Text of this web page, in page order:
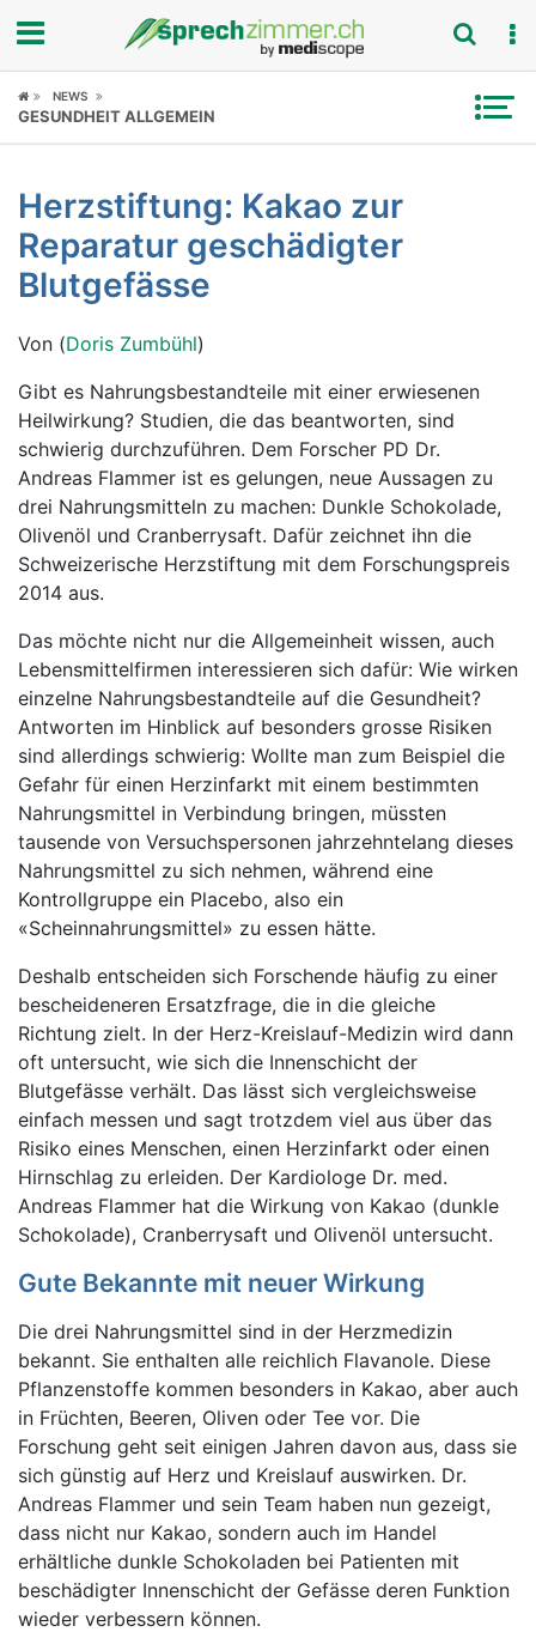
Fokus
Symptome
Untersuchungen
News
Ratgeber
Rubriken
NEWS
GESUNDHEIT ALLGEMEIN
Herzstiftung: Kakao zur
Reparatur geschädigter
Blutgefässe
Von (Doris Zumbühl)
Gibt es Nahrungsbestandteile mit einer erwiesenen
Heilwirkung? Studien, die das beantworten, sind
schwierig durchzuführen. Dem Forscher PD Dr.
Andreas Flammer ist es gelungen, neue Aussagen zu
drei Nahrungsmitteln zu machen: Dunkle Schokolade,
Olivenöl und Cranberrysaft. Dafür zeichnet ihn die
Schweizerische Herzstiftung mit dem Forschungspreis
2014 aus.
Das möchte nicht nur die Allgemeinheit wissen, auch
Lebensmittelfirmen interessieren sich dafür: Wie wirken
einzelne Nahrungsbestandteile auf die Gesundheit?
Antworten im Hinblick auf besonders grosse Risiken
sind allerdings schwierig: Wollte man zum Beispiel die
Gefahr für einen Herzinfarkt mit einem bestimmten
Nahrungsmittel in Verbindung bringen, müssten
tausende von Versuchspersonen jahrzehntelang dieses
Nahrungsmittel zu sich nehmen, während eine
Kontrollgruppe ein Placebo, also ein
«Scheinnahrungsmittel» zu essen hätte.
Deshalb entscheiden sich Forschende häufig zu einer
bescheideneren Ersatzfrage, die in die gleiche
Richtung zielt. In der Herz-Kreislauf-Medizin wird dann
oft untersucht, wie sich die Innenschicht der
Blutgefässe verhält. Das lässt sich vergleichsweise
einfach messen und sagt trotzdem viel aus über das
Risiko eines Menschen, einen Herzinfarkt oder einen
Hirnschlag zu erleiden. Der Kardiologe Dr. med.
Andreas Flammer hat die Wirkung von Kakao (dunkle
Schokolade), Cranberrysaft und Olivenöl untersucht.
Gute Bekannte mit neuer Wirkung
Die drei Nahrungsmittel sind in der Herzmedizin
bekannt. Sie enthalten alle reichlich Flavanole. Diese
Pflanzenstoffe kommen besonders in Kakao, aber auch
in Früchten, Beeren, Oliven oder Tee vor. Die
Forschung geht seit einigen Jahren davon aus, dass sie
sich günstig auf Herz und Kreislauf auswirken. Dr.
Andreas Flammer und sein Team haben nun gezeigt,
dass nicht nur Kakao, sondern auch im Handel
erhältliche dunkle Schokoladen bei Patienten mit
beschädigter Innenschicht der Gefässe deren Funktion
wieder verbessern können.